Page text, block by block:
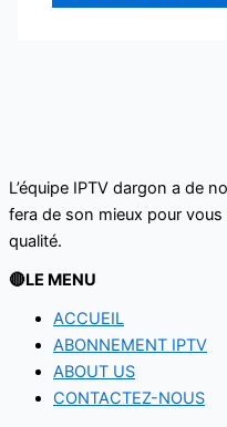
L’équipe IPTV dargon a de
fera de son mieux pour
qualité.‌‌‌‌‌
🔴LE MENU
ACCUEIL
ABONNEMENT IPTV
ABOUT US
CONTACTEZ-NOUS